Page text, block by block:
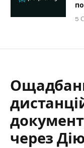
5
через Дію